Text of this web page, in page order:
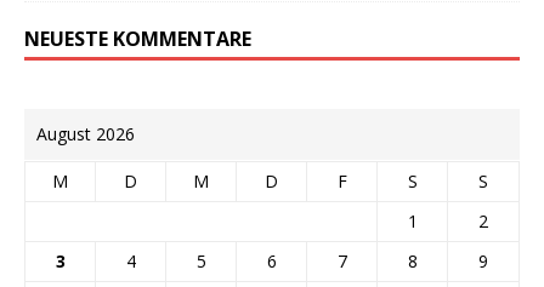
NEUESTE KOMMENTARE
August 2026
M D M D F S
S
1
2
3
4 5 6 7 8
9